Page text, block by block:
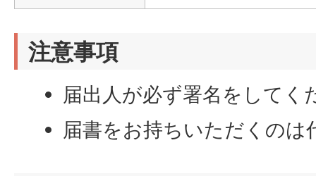
注意事項
届出人が必ず署名をしてく
届書をお持ちいただくのは